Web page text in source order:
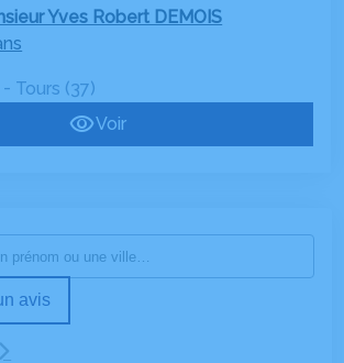
Yves Robert DEMOIS
- Tours (37)
Voir
avis